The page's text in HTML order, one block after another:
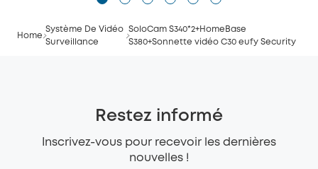
Home
Système De Vidéo
Surveillance
SoloCam S340*2+HomeBase
S380+Sonnette vidéo C30 eufy Security
Restez informé
Inscrivez-vous pour recevoir les dernières
nouvelles !